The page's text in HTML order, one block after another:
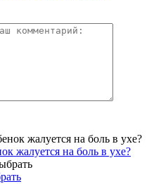
жалуется на боль в ухе?